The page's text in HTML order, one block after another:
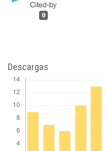
0
Descargas